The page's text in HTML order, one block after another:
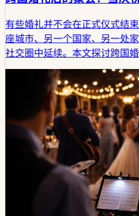
有些婚礼并不会在正式仪式结
座城市、另一个国家、另一处
社交圈中延续。本文探讨跨国
何这些聚会往往不似安可演出